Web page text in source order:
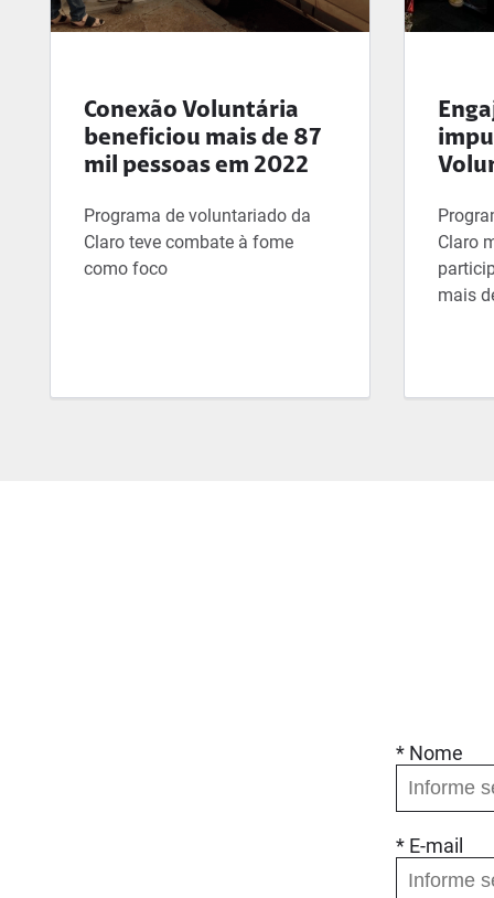
Conexão Voluntária
beneficiou mais de 87
mil pessoas em 2022
Programa de voluntariado da
Claro teve combate à fome
como foco
Claro
mais
* Nome
* E-mail